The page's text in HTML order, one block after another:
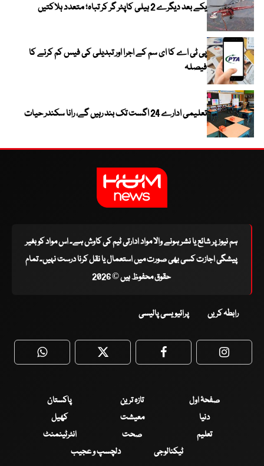
یکے بعد دیگرے 2 ہیلی کاپٹر گر کر تباہ؛ متعدد ہلاکتیں
پی ٹی اے کا ای سم کے اجرا اور تبدیلی کی فیس کم کرنے کا
فیصلہ
تعلیمی ادارے 24 اگست تک بند رہیں گے، رانا سکندر حیات
ہم نیوز پر شائع یا نشر ہونے والا مواد ادارتی ٹیم کی کاوش ہے۔ اس مواد کو بغیر
پیشگی اجازت کسی بھی صورت میں استعمال یا نقل کرنا درست نہیں۔ تمام
حقوق محفوظ ہیں © 2026
رابطہ کریں پرائیویسی پالیسی
WhatsApp Twitter Facebook
صفحۂ اول تازہ ترین
پاکستان
دنیا
معیشت
کھیل
تعلیم
صحت
انٹرٹینمنٹ
ٹیکنالوجی
دلچسپ و عجیب